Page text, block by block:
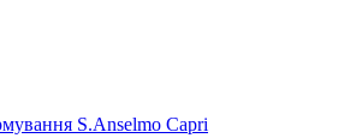
S.Anselmo Capri